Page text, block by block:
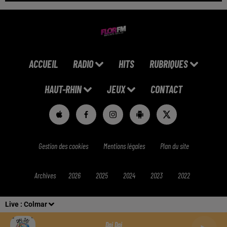
Live : Colmar
Dai Dai
ACCUEIL RADIO HITS RUBRIQUES
HAUT-RHIN JEUX CONTACT
Gestion des cookies Mentions légales Plan du site
Archives 2026 2025 2024 2023 2022